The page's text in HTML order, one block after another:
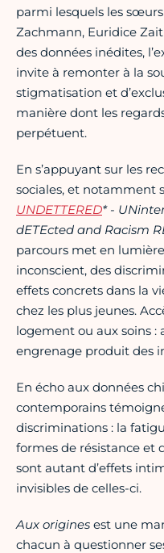
parmi lesquels les
Zachmann, Euridice
des données inédites,
invite à remonter à la
stigmatisation et
manière dont les
perpétuent.
En s’appuyant sur les
sociales, et notamment
UNDETTERED* -
dETEcted and Racism
parcours met en
inconscient, des
effets concrets dans la
chez les plus jeunes.
logement ou aux soins
engrenage produit des
En écho aux données
contemporains
discriminations : la
formes de résistance et
sont autant d’effets
invisibles de celles-ci.
Aux origines est une
chacun à questionner